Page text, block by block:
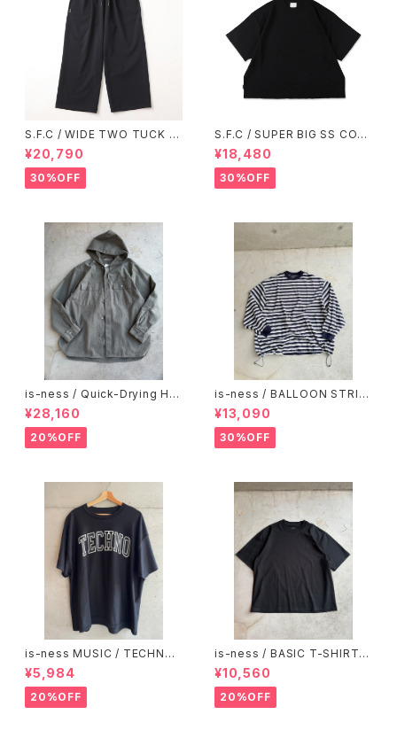
S.F.C / WIDE TWO TUCK B
AGGY PANTS BLACK【SFCF
W25P07】
¥20,790
30%OFF
S.F.C / SUPER BIG SS COT
TON KNIT TEE Black【SFCS
S26KN03】
¥18,480
30%OFF
is-ness / Quick-Drying Ho
odie Shirt
¥28,160
20%OFF
is-ness / BALLOON STRIP
ES LONG SLEEVE T SHIRT
¥13,090
30%OFF
is-ness MUSIC / TECHNO
T-Shirt
¥5,984
20%OFF
is-ness / BASIC T-SHIRT B
LACK
¥10,560
20%OFF